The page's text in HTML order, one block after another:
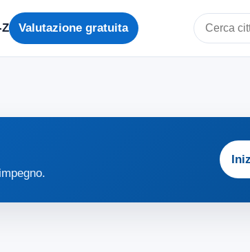
Valutazione gratuita
Cerca città